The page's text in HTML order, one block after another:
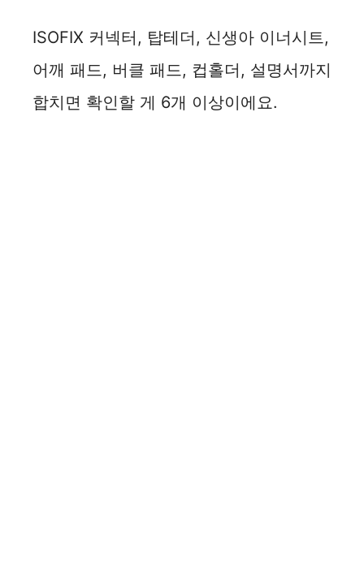
ISOFIX 커넥터, 탑테더, 신생아 이너시트,
어깨 패드, 버클 패드, 컵홀더, 설명서까지
합치면 확인할 게 6개 이상이에요.